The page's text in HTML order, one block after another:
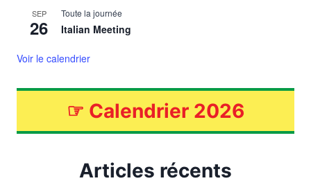
SEP
26
Toute la journée
Italian Meeting
Voir le calendrier
☞ Calendrier 2026
Articles récents